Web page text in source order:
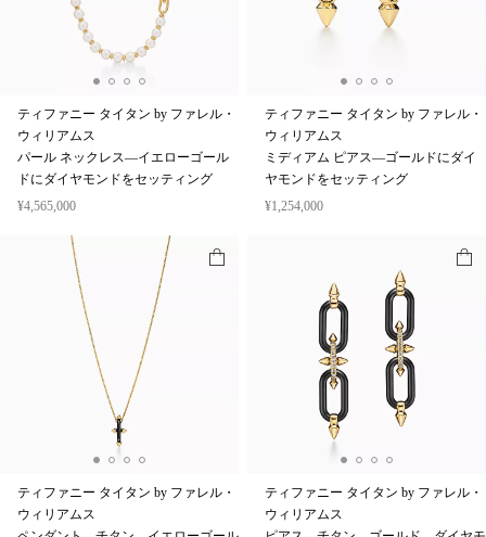
ティファニー タイタン by ファレル・
ウィリアムス
パール ネックレス—イエローゴール
ドにダイヤモンドをセッティング
¥4,565,000
ティファニー タイタン by ファレル・
ウィリアムス
ミディアム ピアス—ゴールドにダイ
ヤモンドをセッティング
¥1,254,000
ティファニー タイタン by ファレル・
ウィリアムス
ティファニー タイタン by ファレル・
ウィリアムス